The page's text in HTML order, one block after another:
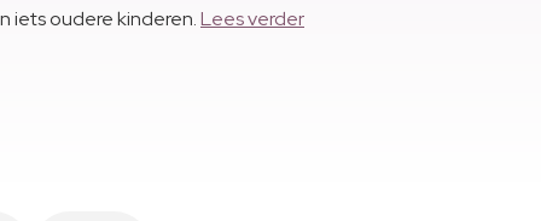
iets oudere kinderen.Lees verder